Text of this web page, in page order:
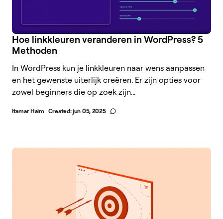
Hoe linkkleuren veranderen in WordPress? 5
Methoden
In WordPress kun je linkkleuren naar wens aanpassen
en het gewenste uiterlijk creëren. Er zijn opties voor
zowel beginners die op zoek zijn...
Itamar Haim Created:jun 05, 2025